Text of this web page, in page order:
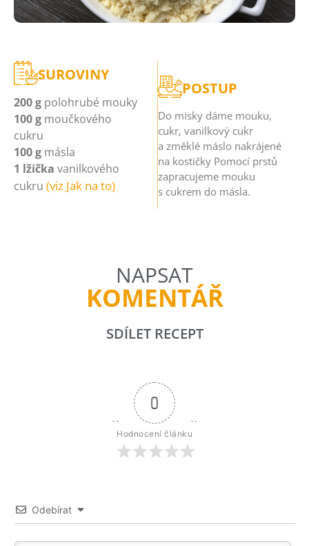
SUROVINY
200 g polohrubé mouky
100 g moučkového
cukru
100 g másla
1 lžička vanilkového
cukru (viz Jak na to)
POSTUP
Do misky dáme mouku,
cukr, vanilkový cukr
a změklé máslo nakrájené
na kostičky Pomocí prstů
zapracujeme mouku
s cukrem do másla.
NAPSAT
KOMENTÁŘ
SDÍLET RECEPT
0
Hodnocení článku
Odebírat